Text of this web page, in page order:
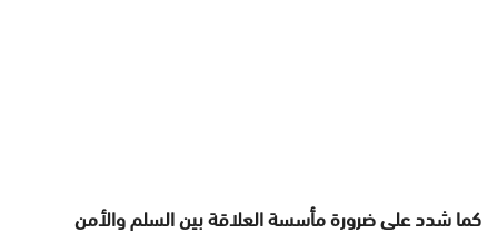
كما شدد على ضرورة مأسسة العلاقة بين السلم والأمن